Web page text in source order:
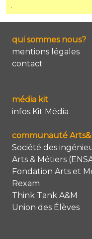
.
qui sommes nous?
mentions légales
contact
média kit
infos Kit Média
communauté
Société des
Arts & Métiers
Fondation Arts et
Rexam
Think Tank A&M
Union des Élèves